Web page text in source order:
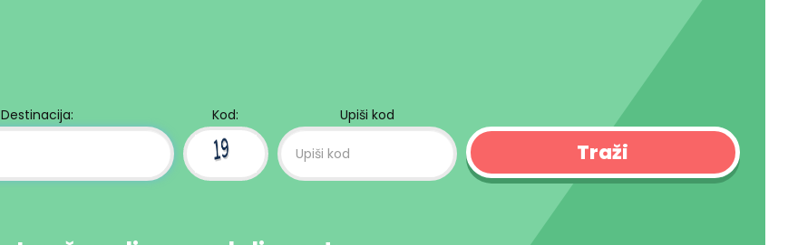
Destinacija: Kod: Upiši kod